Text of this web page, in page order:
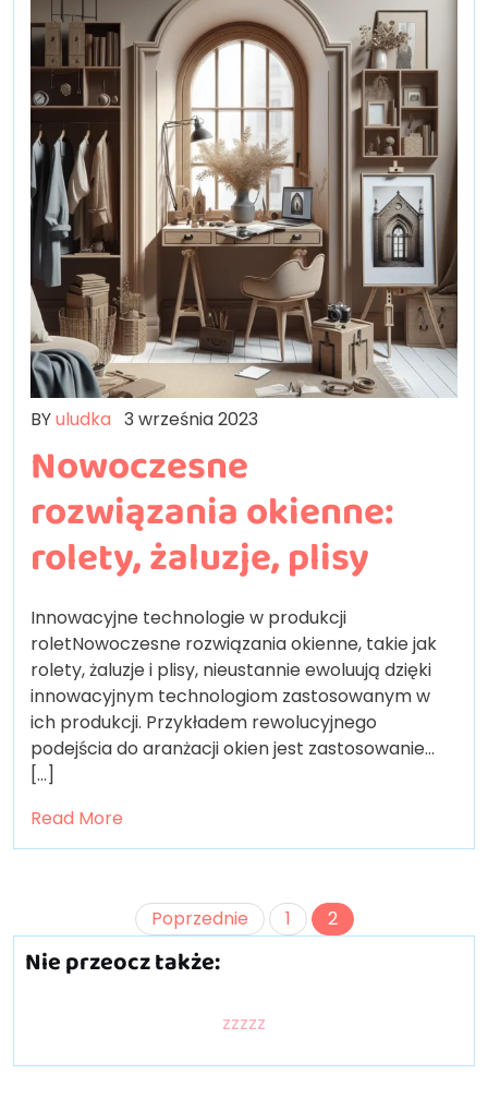
BYuludka 3 września 2023
Nowoczesne
rozwiązania okienne:
rolety, żaluzje, plisy
Innowacyjne technologie w produkcji
roletNowoczesne rozwiązania okienne, takie jak
rolety, żaluzje i plisy, nieustannie ewoluują dzięki
innowacyjnym technologiom zastosowanym w
ich produkcji. Przykładem rewolucyjnego
podejścia do aranżacji okien jest zastosowanie…
[...]
Read More
Stronicowanie
wpisów
Poprzednie 1 2
Nie przeocz także:
zzzzz